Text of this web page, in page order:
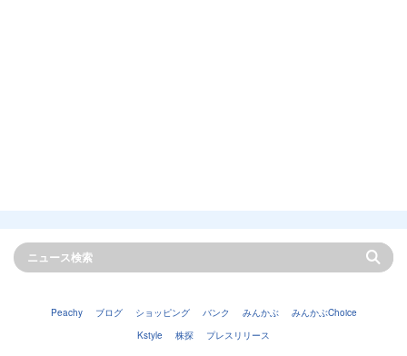
Peachy ブログ ショッピング バンク みんかぶ
みんかぶChoice
Kstyle
株探 プレスリリース